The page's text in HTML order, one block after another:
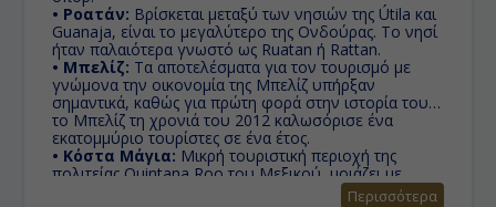
• Ροατάν: Bρίσκεται μεταξύ των νησιών της Útila και
Guanaja, είναι το μεγαλύτερο της Ονδούρας. Το νησί
ήταν παλαιότερα γνωστό ως Ruatan ή Rattan.
• Μπελίζ: Τα αποτελέσματα για τον τουρισμό με
γνώμονα την οικονομία της Μπελίζ υπήρξαν
σημαντικά, καθώς για πρώτη φορά στην ιστορία του,
το Μπελίζ τη χρονιά του 2012 καλωσόρισε ένα
εκατομμύριο τουρίστες σε ένα έτος.
• Κόστα Μάγια:Μικρή τουριστική περιοχή της
πολιτείας Quintana Roo του Μεξικού, μοιάζει με
ιδιωτικό νησί φτιαγμένο ειδικά για τους επιβάτες των
Περισσότερα